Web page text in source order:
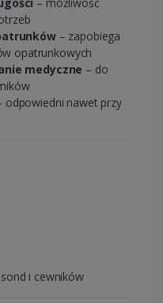
– zapobiega
opatrunkowych
medyczne – do
odpowiedni nawet przy
i cewników